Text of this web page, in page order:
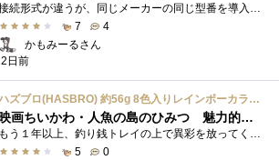
接続形式が違うが、同じメーカーの同じ型番を導入しています。製品としてのレビューは下記の方で行っています。いざ使おうとしたときに故障�...
7
4
かもみーるさん
2日前
ハズブロ(HASBRO) 約56g 8色入りレインボーカラーのプレイ・ドー、新学期用品、2才以上のプリスクールの子供向け、子供向けのアート&クラフト 粘土 ねんど、こどもの日、子供の日プレゼント
映画ちいかわ・人魚の島のひみつ 魅力的なビラン：セイレーンを造ってみた
もう１年以上、釣り銭トレイの上で異彩を放ってくれたミャクミャクのマグネット 映画ちいかわ人魚の島のひみつを鑑賞後、素敵なビランのセイ...
5
0